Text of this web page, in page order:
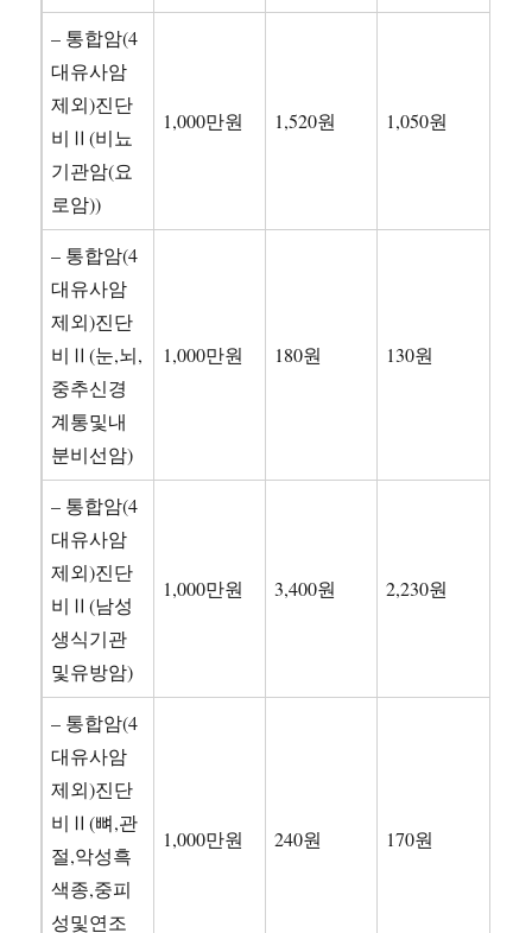
– 통합암(4
대유사암
제외)진단
비Ⅱ(비뇨
기관암(요
로암))
1,000만원 1,520원 1,050원
– 통합암(4
대유사암
제외)진단
비Ⅱ(눈,뇌,
중추신경
계통및내
분비선암)
1,000만원 180원 130원
– 통합암(4
대유사암
제외)진단
비Ⅱ(남성
생식기관
및유방암)
1,000만원 3,400원 2,230원
– 통합암(4
대유사암
제외)진단
비Ⅱ(뼈,관
절,악성흑
색종,중피
성및연조
1,000만원 240원 170원